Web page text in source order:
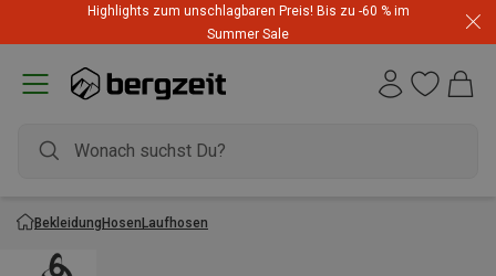
Highlights zum unschlagbaren Preis! Bis zu -60 % im
Summer Sale
BekleidungHosenLaufhosen